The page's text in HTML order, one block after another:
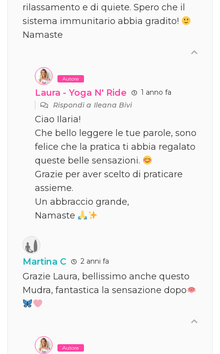
rilassamento e di quiete. Spero che il
sistema immunitario abbia gradito!
Namaste
Autore
Laura - Yoga N' Ride
1 anno fa
Rispondi aIleana Bivi
Ciao Ilaria!
Che bello leggere le tue parole, sono
felice che la pratica ti abbia regalato
queste belle sensazioni.
Grazie per aver scelto di praticare
assieme.
Un abbraccio grande,
Namaste
Martina C 2 anni fa
Grazie Laura, bellissimo anche questo
Mudra, fantastica la sensazione dopo
Autore